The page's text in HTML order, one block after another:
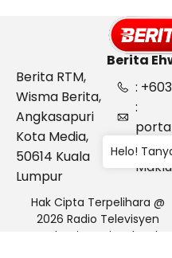
Berita
Berita RTM,
Wisma Berita,
Angkasapuri
Kota Media,
50614 Kuala
Lumpur
:
:
:
Hak Cipta Terpelihara @
2026 Radio Televisyen
Malaysia, Berita Ehwal
Helo!